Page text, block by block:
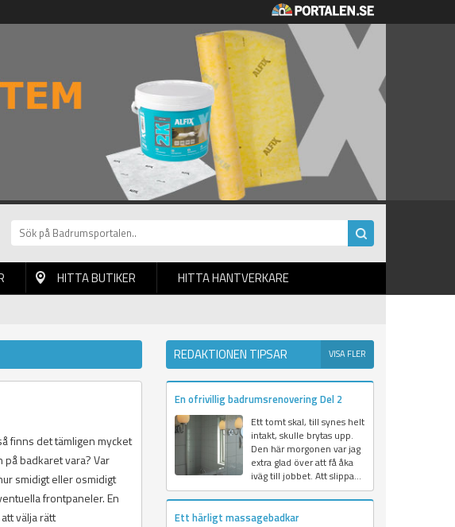
HITTA BUTIKER HITTA HANTVERKARE
finns det tämligen mycket
badkaret vara? Var
smidigt eller osmidigt
frontpaneler. En
välja rätt
REDAKTIONEN TIPSAR VISA FLER
En ofrivillig badrumsrenovering Del 2
Ett tomt skal, till synes helt
intakt, skulle brytas upp.
Den här morgonen var jag
extra glad över att få åka
iväg till jobbet. Att slippa...
Ett härligt massagebadkar